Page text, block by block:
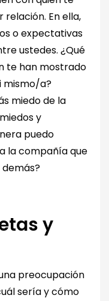
En ella,
o expectativas
ustedes. ¿Qué
te han mostrado
mismo/a?
miedo de la
y
puedo
la compañía que
y
preocupación
sería y cómo